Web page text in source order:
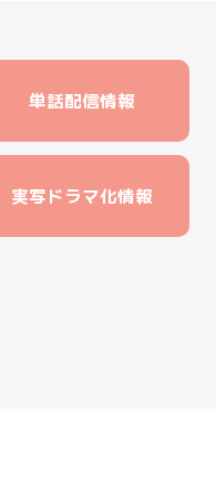
単話配信情報
実写ドラマ化情報